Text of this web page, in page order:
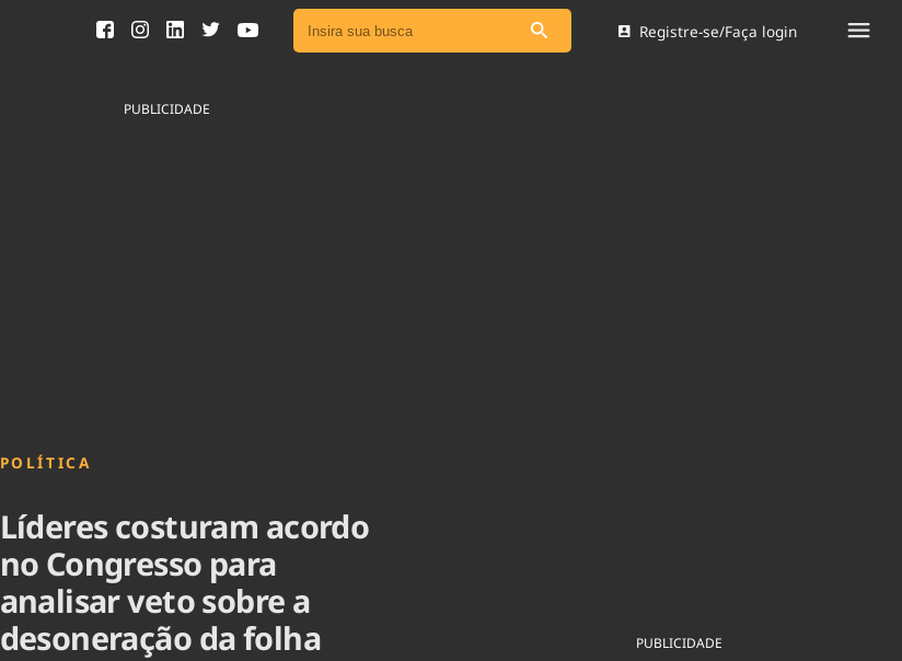
Ver todas as notícias
Agronegócios
Brasil
Registre-se/Faça login
PUBLICIDADE
POLÍTICA
Líderes costuram acordo
no Congresso para
analisar veto sobre a
desoneração da folha
PUBLICIDADE